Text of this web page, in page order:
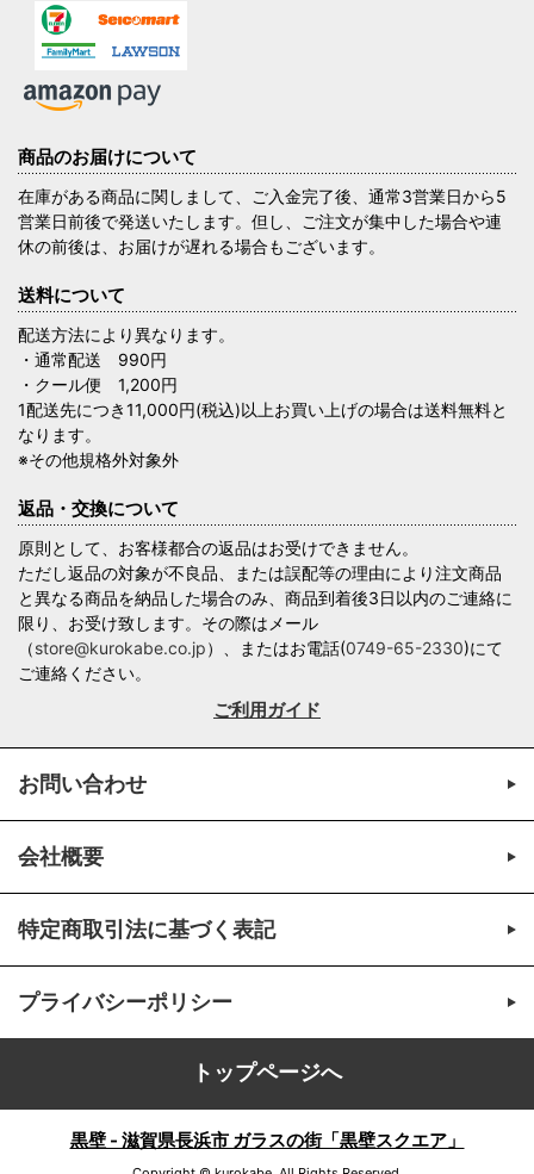
商品のお届けについて
在庫がある商品に関しまして、ご入金完了後、通常3営業日から5
営業日前後で発送いたします。但し、ご注文が集中した場合や連
休の前後は、お届けが遅れる場合もございます。
送料について
配送方法により異なります。
・通常配送 990円
・クール便 1,200円
1配送先につき11,000円(税込)以上お買い上げの場合は送料無料と
なります。
※その他規格外対象外
返品・交換について
原則として、お客様都合の返品はお受けできません。
ただし返品の対象が不良品、または誤配等の理由により注文商品
と異なる商品を納品した場合のみ、商品到着後3日以内のご連絡に
限り、お受け致します。その際はメール
（store@kurokabe.co.jp）、またはお電話(0749-65-2330)にて
ご連絡ください。
ご利用ガイド
お問い合わせ
会社概要
特定商取引法に基づく表記
プライバシーポリシー
トップページへ
黒壁 - 滋賀県長浜市 ガラスの街「黒壁スクエア」